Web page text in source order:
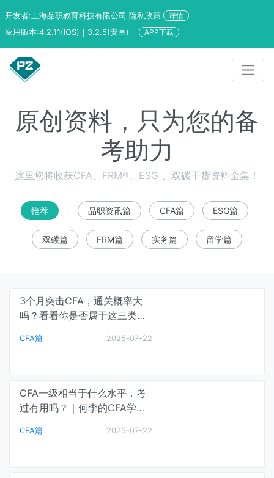
开发者:上海品职教育科技有限公司 隐私政策
详情
应用版本:4.2.11(IOS)｜3.2.5(安卓)
APP下载
原创资料，只为您的备
考助力
这里您将收获CFA、FRM®、ESG 、双碳干货资料全集！
推荐 品职资讯篇 CFA篇 ESG篇
双碳篇 FRM篇 实务篇 留学篇
3个月突击CFA，通关概率大
吗？看看你是否属于这三类
CFA篇 2025-07-22
CFA一级相当于什么水平，考
过有用吗？｜何李的CFA学习
CFA篇 2025-07-22